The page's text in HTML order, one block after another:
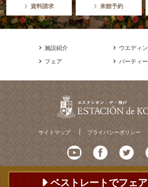
ベストレートでフェ
資料請求 来館予約
施設紹介
ウエディ
フェア
パーティ
サイトマップ プライバシーポリシー